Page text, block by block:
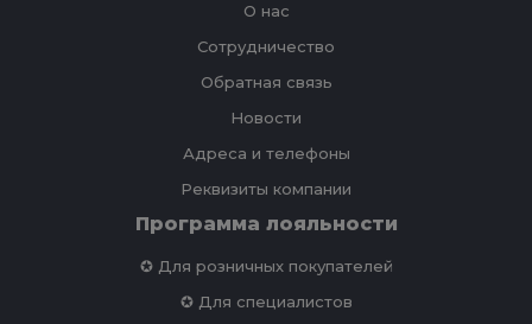
О нас
Сотрудничество
Обратная связь
Новости
Адреса и телефоны
Реквизиты компании
Программа лояльности
✪ Для розничных покупателей
✪ Для специалистов